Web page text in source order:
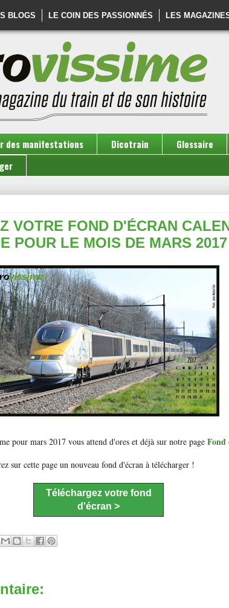
BLOGS LE COIN DES PASSIONNÉS LES
des manifestations Dicotrain Glossaire
VOTRE FOND D'ÉCRAN
POUR LE MOIS DE MARS
pour mars 2017 vous attend d'ores et déjà sur notre page Fond
sur cette page un nouveau fond d'écran à télécharger !
Téléchargez votre fond
d'écran >